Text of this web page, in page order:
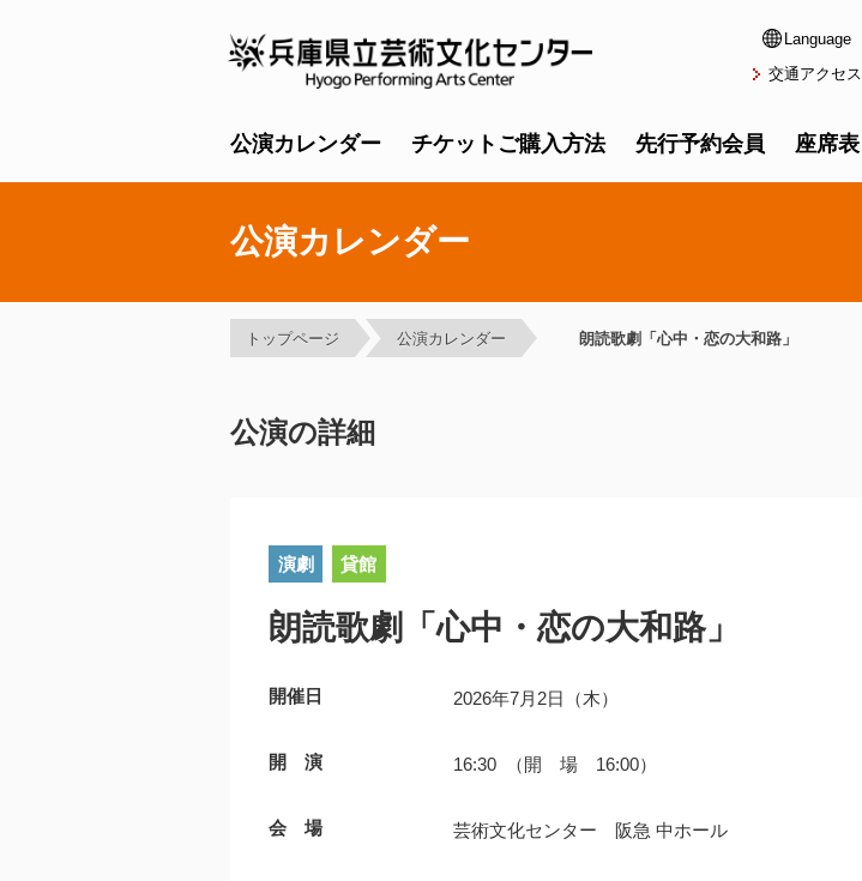
Language
交通アクセス
公演カレンダー チケットご購入方法 先行予約会員 座席表
公演カレンダー
トップページ 公演カレンダー 朗読歌劇「心中・恋の大和路」
公演の詳細
演劇 貸館
朗読歌劇「心中・恋の大和路」
開催日 2026年7月2日（木）
開 演 16:30 （開 場 16:00）
会 場 芸術文化センター 阪急 中ホール